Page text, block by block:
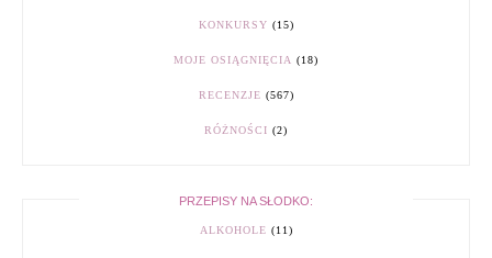
KONKURSY (15)
MOJE OSIĄGNIĘCIA (18)
RECENZJE (567)
RÓŻNOŚCI (2)
PRZEPISY NA SŁODKO:
ALKOHOLE (11)